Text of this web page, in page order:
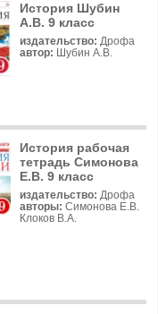
История Шубин
А.В. 9 класс
издательство: Дрофа
автор: Шубин А.В.
История рабочая
тетрадь Симонова
Е.В. 9 класс
издательство: Дрофа
авторы: Симонова Е.В.
Клоков В.А.